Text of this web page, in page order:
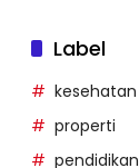
Label
kesehatan
properti
pendidikan